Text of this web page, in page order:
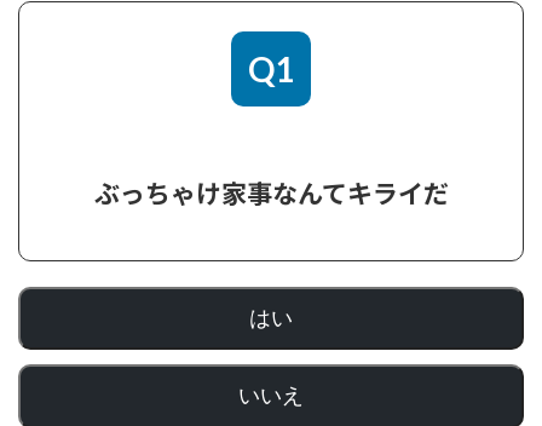
Q1
ぶっちゃけ家事なんてキライだ
はい
いいえ